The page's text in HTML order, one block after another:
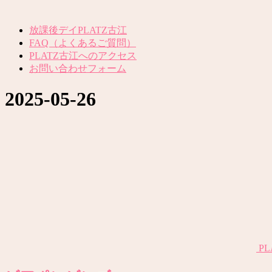
放課後デイPLATZ古江
FAQ（よくあるご質問）
PLATZ古江へのアクセス
お問い合わせフォーム
2025-05-26